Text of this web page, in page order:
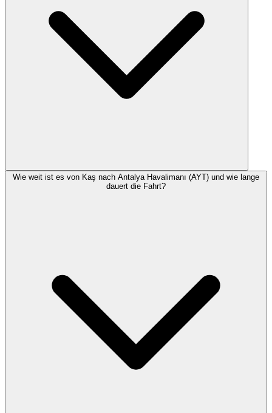
Wie weit ist es von Kaş nach Antalya Havalimanı (AYT) und wie lange
dauert die Fahrt?